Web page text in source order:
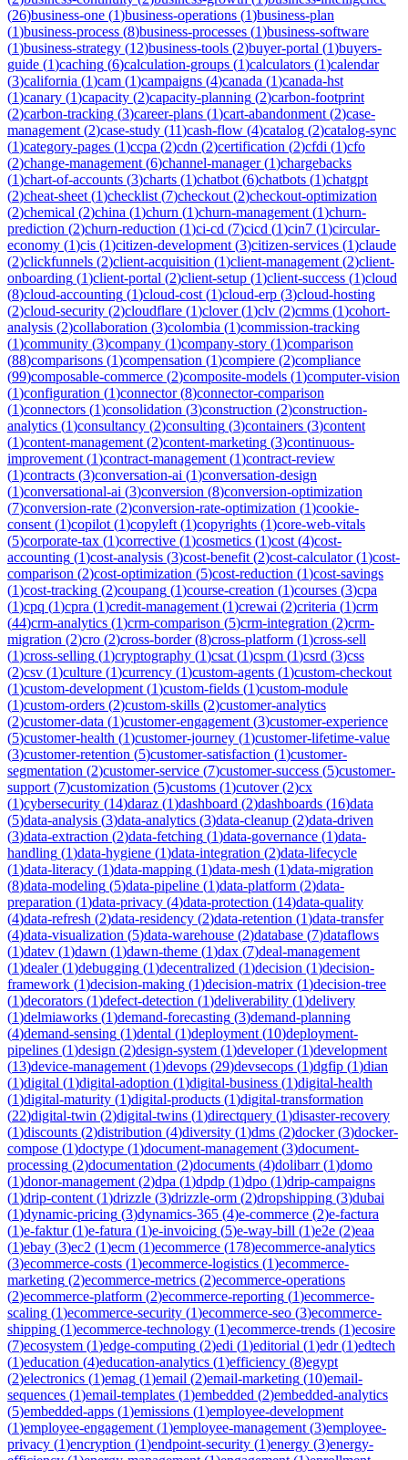
(26)business-one (1)business-operations (1)business-plan
(1)business-process (8)business-processes (1)business-software
(1)business-strategy (12)business-tools (2)buyer-portal (1)buyers-
guide (1)caching (6)calculation-groups (1)calculators (1)calendar
(3)california (1)cam (1)campaigns (4)canada (1)canada-hst
(1)canary (1)capacity (2)capacity-planning (2)carbon-footprint
(2)carbon-tracking (3)career-plans (1)cart-abandonment (2)case-
management (2)case-study (11)cash-flow (4)catalog (2)catalog-sync
(1)category-pages (1)ccpa (2)cdn (2)certification (2)cfdi (1)cfo
(2)change-management (6)channel-manager(1)chargebacks
(1)chart-of-accounts (3)charts (1)chatbot (6)chatbots (1)chatgpt
(2)cheat-sheet (1)checklist (7)checkout (2)checkout-optimization
(2)chemical (2)china (1)churn (1)churn-management (1)churn-
prediction (2)churn-reduction (1)ci-cd (7)cicd (1)cin7 (1)circular-
economy (1)cis (1)citizen-development (3)citizen-services (1)claude
(2)clickfunnels (2)client-acquisition (1)client-management (2)client-
onboarding (1)client-portal (2)client-setup (1)client-success (1)cloud
(8)cloud-accounting (1)cloud-cost (1)cloud-erp (3)cloud-hosting
(2)cloud-security (2)cloudflare (1)clover(1)clv (2)cmms (1)cohort-
analysis (2)collaboration (3)colombia (1)commission-tracking
(1)community (3)company (1)company-story (1)comparison
(88)comparisons (1)compensation (1)compiere (2)compliance
(99)composable-commerce (2)composite-models (1)computer-vision
(1)configuration (1)connector(8)connector-comparison
(1)connectors (1)consolidation (3)construction (2)construction-
analytics (1)consultancy (2)consulting (3)containers (3)content
(1)content-management (2)content-marketing (3)continuous-
improvement (1)contract-management (1)contract-review
(1)contracts (3)conversation-ai (1)conversation-design
(1)conversational-ai (3)conversion (8)conversion-optimization
(7)conversion-rate (2)conversion-rate-optimization (1)cookie-
consent (1)copilot (1)copyleft (1)copyrights (1)core-web-vitals
(5)corporate-tax (1)corrective (1)cosmetics (1)cost (4)cost-
accounting (1)cost-analysis (3)cost-benefit (2)cost-calculator(1)cost-
comparison (2)cost-optimization (5)cost-reduction (1)cost-savings
(1)cost-tracking (2)coupang (1)course-creation (1)courses (3)cpa
(1)cpq (1)cpra (1)credit-management (1)crewai (2)criteria (1)crm
(44)crm-analytics (1)crm-comparison (5)crm-integration (2)crm-
migration (2)cro (2)cross-border(8)cross-platform (1)cross-sell
(1)cross-selling (1)cryptography (1)csat (1)cspm (1)csrd (3)css
(2)csv (1)culture (1)currency (1)custom-agents (1)custom-checkout
(1)custom-development (1)custom-fields (1)custom-module
(1)custom-orders (2)custom-skills (2)customer-analytics
(2)customer-data (1)customer-engagement (3)customer-experience
(5)customer-health (1)customer-journey (1)customer-lifetime-value
(3)customer-retention (5)customer-satisfaction (1)customer-
segmentation (2)customer-service (7)customer-success (5)customer-
support (7)customization (5)customs (1)cutover(2)cx
(1)cybersecurity (14)daraz (1)dashboard (2)dashboards (16)data
(5)data-analysis (3)data-analytics (3)data-cleanup (2)data-driven
(3)data-extraction (2)data-fetching (1)data-governance (1)data-
handling (1)data-hygiene (1)data-integration (2)data-lifecycle
(1)data-literacy (1)data-mapping (1)data-mesh (1)data-migration
(8)data-modeling (5)data-pipeline (1)data-platform (2)data-
preparation (1)data-privacy (4)data-protection (14)data-quality
(4)data-refresh (2)data-residency (2)data-retention (1)data-transfer
(4)data-visualization (5)data-warehouse (2)database (7)dataflows
(1)datev (1)dawn (1)dawn-theme (1)dax (7)deal-management
(1)dealer(1)debugging (1)decentralized (1)decision (1)decision-
framework (1)decision-making (1)decision-matrix (1)decision-tree
(1)decorators (1)defect-detection (1)deliverability (1)delivery
(1)delmiaworks (1)demand-forecasting (3)demand-planning
(4)demand-sensing (1)dental (1)deployment (10)deployment-
pipelines (1)design (2)design-system (1)developer(1)development
(13)device-management (1)devops (29)devsecops (1)dgfip (1)dian
(1)digital (1)digital-adoption (1)digital-business (1)digital-health
(1)digital-maturity (1)digital-products (1)digital-transformation
(22)digital-twin (2)digital-twins (1)directquery (1)disaster-recovery
(1)discounts (2)distribution (4)diversity (1)dms (2)docker(3)docker-
compose (1)doctype (1)document-management (3)document-
processing (2)documentation (2)documents (4)dolibarr(1)domo
(1)donor-management (2)dpa (1)dpdp (1)dpo (1)drip-campaigns
(1)drip-content (1)drizzle (3)drizzle-orm (2)dropshipping (3)dubai
(1)dynamic-pricing (3)dynamics-365 (4)e-commerce (2)e-factura
(1)e-faktur(1)e-fatura (1)e-invoicing (5)e-way-bill (1)e2e (2)eaa
(1)ebay (3)ec2 (1)ecm (1)ecommerce (178)ecommerce-analytics
(3)ecommerce-costs (1)ecommerce-logistics (1)ecommerce-
marketing (2)ecommerce-metrics (2)ecommerce-operations
(2)ecommerce-platform (2)ecommerce-reporting (1)ecommerce-
scaling (1)ecommerce-security (1)ecommerce-seo (3)ecommerce-
shipping (1)ecommerce-technology (1)ecommerce-trends (1)ecosire
(7)ecosystem (1)edge-computing (2)edi (1)editorial (1)edr(1)edtech
(1)education (4)education-analytics (1)efficiency (8)egypt
(2)electronics (1)emag (1)email (2)email-marketing (10)email-
sequences (1)email-templates (1)embedded (2)embedded-analytics
(5)embedded-apps (1)emissions (1)employee-development
(1)employee-engagement (1)employee-management (3)employee-
privacy (1)encryption (1)endpoint-security (1)energy (3)energy-